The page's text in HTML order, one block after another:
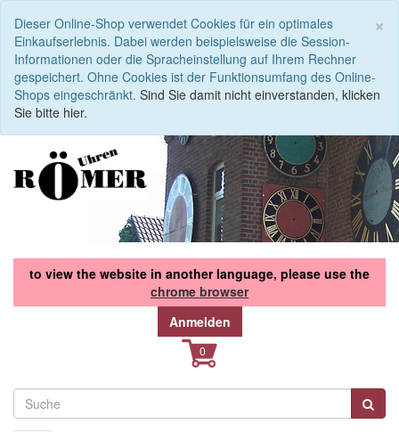
×
Dieser Online-Shop verwendet Cookies für ein optimales
Einkaufserlebnis. Dabei werden beispielsweise die Session-
Informationen oder die Spracheinstellung auf Ihrem Rechner
gespeichert. Ohne Cookies ist der Funktionsumfang des Online-
Shops eingeschränkt. Sind Sie damit nicht einverstanden, klicken
Sie bitte hier.
to view the website in another language, please use the
chrome browser
Anmelden